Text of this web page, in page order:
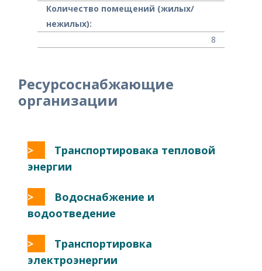
Количество помещений (жилых/
нежилых):
8
Ресурсоснабжающие
организации
Транспортировака тепловой
энергии
Водоснабжение и
водоотведение
Транспортировка
электроэнергии